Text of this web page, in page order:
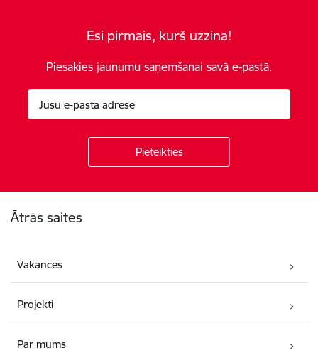
Esi pirmais, kurš uzzina!
Piesakies jaunumu saņemšanai savā e-pastā.
Ātrās saites
Vakances
Projekti
Par mums